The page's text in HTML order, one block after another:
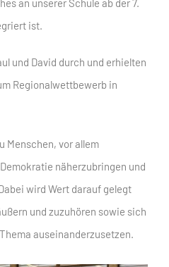
an unserer Schule ab der 7.
ist.
und David durch und erhielten
Regionalwettbewerb in
Menschen, vor allem
näherzubringen und
wird Wert darauf gelegt
und zuzuhören sowie sich
auseinanderzusetzen.